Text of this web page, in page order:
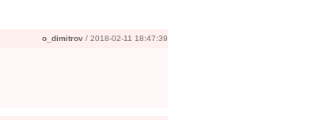
o_dimitrov / 2018-02-11 18:47:39